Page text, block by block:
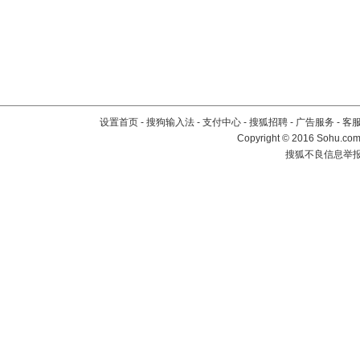
设置首页 - 搜狗输入法 - 支付中心 - 搜狐招聘 - 广告服务 - 客
Copyright©2016
搜狐不良信息举